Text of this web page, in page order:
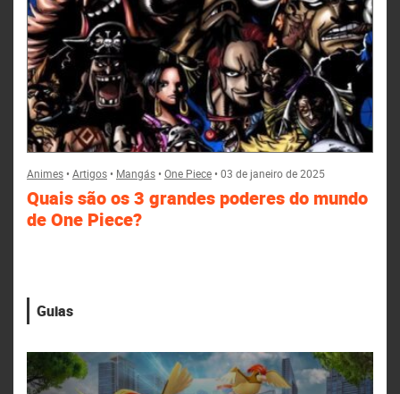
Animes•Artigos• Mangás•One Piece•03 de janeiro de 2025
Quais são os 3 grandes poderes do mundo
de One Piece?
Guias